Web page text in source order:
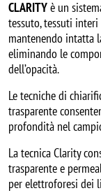
CLARITYè un
tessuto, tessuti interi
mantenendo intatta
eliminando le
dell’opacità.
Le tecniche di
trasparente
profondità nel
La tecnica Clarity
trasparente e
per elettroforesi dei